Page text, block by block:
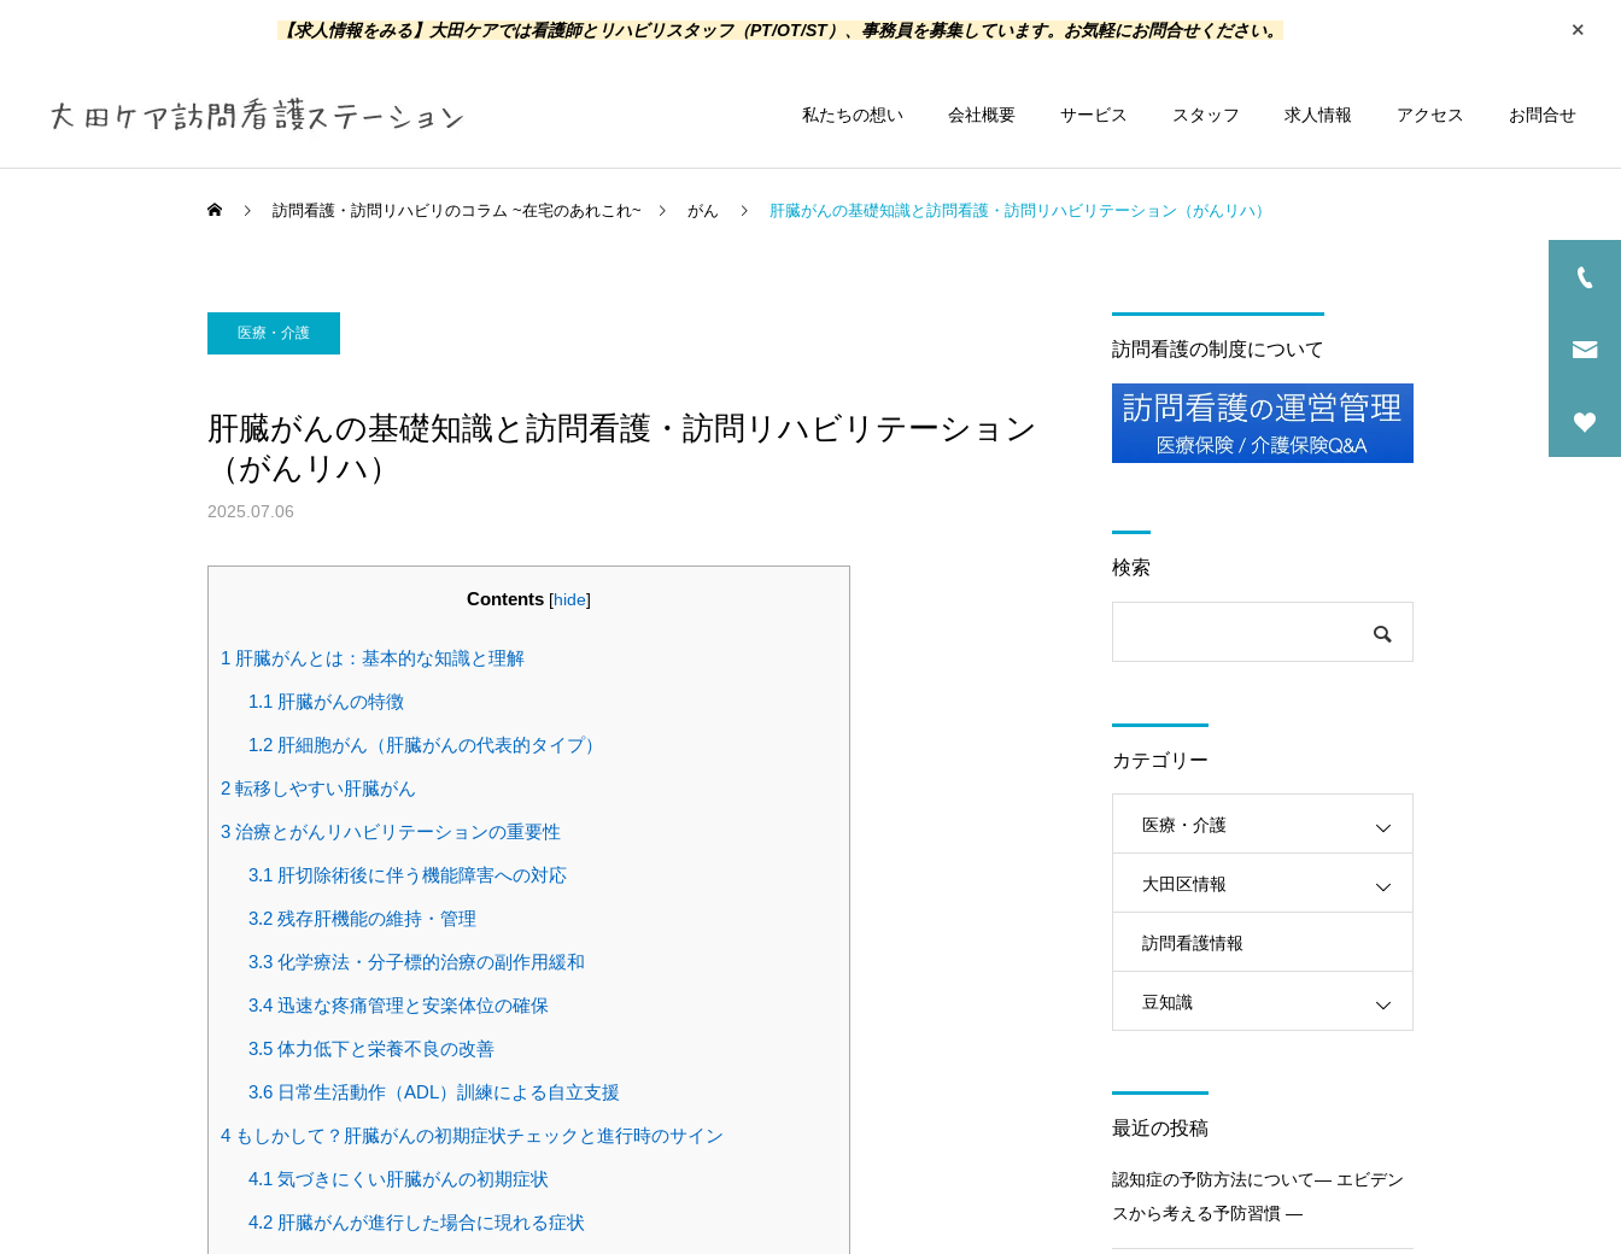
【求人情報をみる】 大田ケアでは看護師とリハビリスタッフ（PT/OT/ST）、事務員を募集しています。お気軽にお問合せください。
私たちの想い 会社概要 サービス スタッフ 求人情報 アクセス お問合せ
研修会情報
訪問看護・訪問リハビリのコラム ~在宅のあれこれ~ がん 肝臓がんの基礎知識と訪問看護・訪問リハビリテーション（がんリハ）
医療・介護
肝臓がんの基礎知識と訪問看護・訪問リハビリテーション
（がんリハ）
2025.07.06
Contents [hide]
1 肝臓がんとは：基本的な知識と理解
1.1 肝臓がんの特徴
1.2肝細胞がん（肝臓がんの代表的タイプ）
2 転移しやすい肝臓がん
3 治療とがんリハビリテーションの重要性
3.1 肝切除術後に伴う機能障害への対応
3.2残存肝機能の維持・管理
3.3化学療法・分子標的治療の副作用緩和
3.4迅速な疼痛管理と安楽体位の確保
3.5体力低下と栄養不良の改善
3.6日常生活動作（ADL）訓練による自立支援
4 もしかして？肝臓がんの初期症状チェックと進行時のサイン
4.1 気づきにくい肝臓がんの初期症状
4.2肝臓がんが進行した場合に現れる症状
訪問看護の制度について
検索
カテゴリー
医療・介護
大田区情報
訪問看護情報
豆知識
最近の投稿
認知症の予防方法について― エビデン
スから考える予防習慣 ―